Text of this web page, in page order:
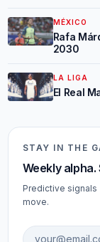
MÉXICO
Rafa
2030
LA LIGA
El Real
STAY IN THE
Weekly
Predictive
move.
Email address